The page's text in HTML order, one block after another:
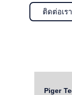
ติดต่อเรา
Piger